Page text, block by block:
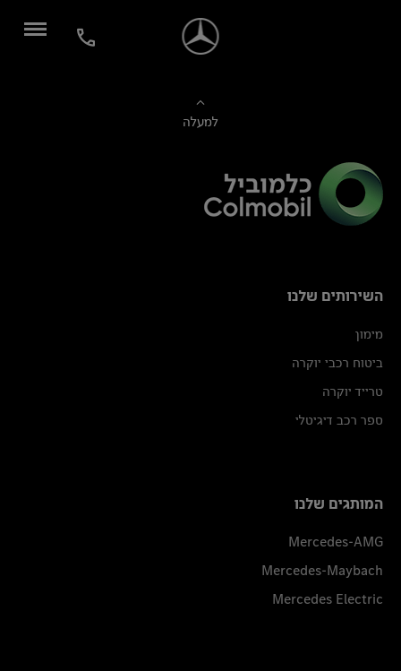
למעלה
השירותים שלנו
מימון
ביטוח רכבי יוקרה
טרייד יוקרה
ספר רכב דיגיטלי
המותגים שלנו
Mercedes-AMG
Mercedes-Maybach
Mercedes Electric